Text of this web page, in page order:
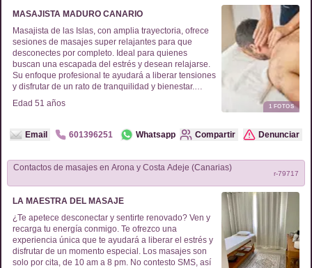
MASAJISTA MADURO CANARIO
Masajista de las Islas, con amplia trayectoria, ofrece
sesiones de masajes super relajantes para que
desconectes por completo. Ideal para quienes
buscan una escapada del estrés y desean relajarse.
Su enfoque profesional te ayudará a liberar tensiones
y disfrutar de un rato de tranquilidad y bienestar.
Perfecto para recargar energías. ¡No dudes en
probarlo!
Edad 51 años 1 FOTOS
Email 601396251 Whatsapp Compartir Denunciar
Contactos de masajes en Arona y Costa Adeje (Canarias)
r-79717
LA MAESTRA DEL MASAJE
¿Te apetece desconectar y sentirte renovado? Ven y
recarga tu energía conmigo. Te ofrezco una
experiencia única que te ayudará a liberar el estrés y
disfrutar de un momento especial. Los masajes son
solo por cita, de 10 am a 8 pm. No contesto SMS, así